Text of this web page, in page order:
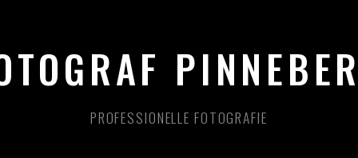
PROFESSIONELLE FOTOGRAFIE